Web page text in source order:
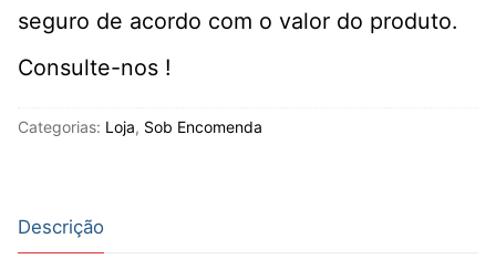
seguro de acordo com o valor do produto.
Consulte-nos !
Categorias: Loja, Sob Encomenda
Descrição